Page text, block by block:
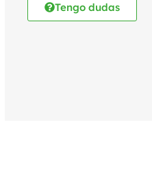
Tengo dudas